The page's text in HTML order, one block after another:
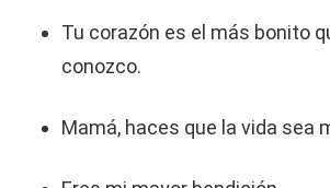
Tu corazón es el más bonito
conozco.
Mamá, haces que la vida sea